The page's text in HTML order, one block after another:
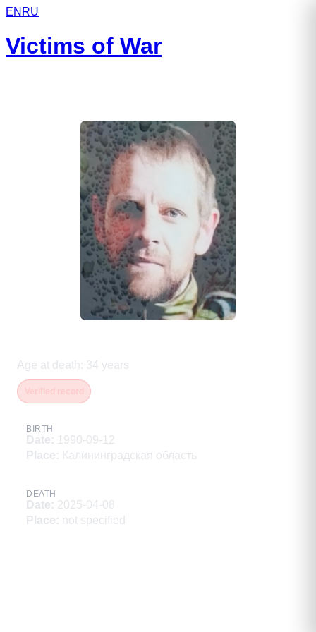
EN RU
Victims of War
Age at death : 34 years
BIRTH
Date: 1990-09-12
Place: Калининградская область
DEATH
Date: 2025-04-08
Place: not specified